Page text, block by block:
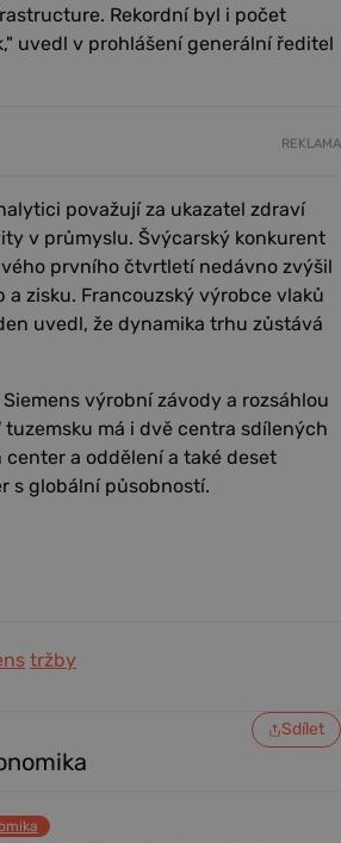
Rekordní byl i počet
uvedl v prohlášení generální ředitel
REKLAMA
považují za ukazatel zdraví
v průmyslu. Švýcarský konkurent
prvního čtvrtletí nedávno zvýšil
zisku. Francouzský výrobce vlaků
uvedl, že dynamika trhu zůstává
výrobní závody a rozsáhlou
má i dvě centra sdílených
a oddělení a také deset
s globální působností.
tržby
Sdílet